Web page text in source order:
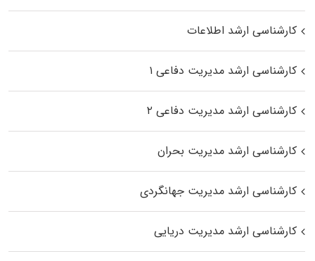
کارشناسی ارشد اطلاعات
کارشناسی ارشد مدیریت دفاعی ۱
کارشناسی ارشد مدیریت دفاعی ۲
کارشناسی ارشد مدیریت بحران
کارشناسی ارشد مدیریت جهانگردی
کارشناسی ارشد مدیریت دریایی